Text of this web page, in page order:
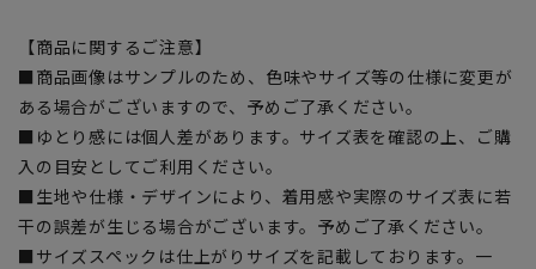
【商品に関するご注意】
■商品画像はサンプルのため、色味やサイズ等の仕様に変更が
ある場合がございますので、予めご了承ください。
■ゆとり感には個人差があります。サイズ表を確認の上、ご購
入の目安としてご利用ください。
■生地や仕様・デザインにより、着用感や実際のサイズ表に若
干の誤差が生じる場合がございます。予めご了承ください。
■サイズスペックは仕上がりサイズを記載しております。一